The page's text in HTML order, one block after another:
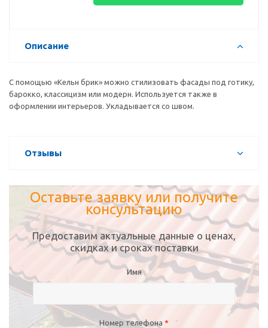
Описание
С помощью «Кельн брик» можно стилизовать фасады под готику,
барокко, классицизм или модерн. Используется также в
оформлении интерьеров. Укладывается со швом.
Отзывы
Оставьте заявку или получите
консультацию
Предоставим актуальные данные о ценах,
скидках и сроках поставки
Имя
Номер телефона *